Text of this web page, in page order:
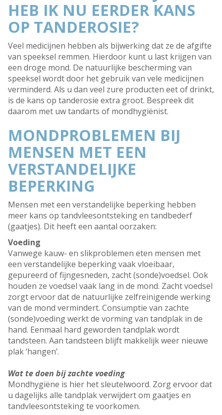
HEB IK NU EERDER KANS
OP TANDEROSIE?
Veel medicijnen hebben als bijwerking dat ze de afgifte
van speeksel remmen. Hierdoor kunt u last krijgen van
een droge mond. De natuurlijke bescherming van
speeksel wordt door het gebruik van vele medicijnen
verminderd. Als u dan veel zure producten eet of drinkt,
is de kans op tanderosie extra groot. Bespreek dit
daarom met uw tandarts of mondhygiënist.
MONDPROBLEMEN BIJ
MENSEN MET EEN
VERSTANDELIJKE
BEPERKING
Mensen met een verstandelijke beperking hebben
meer kans op tandvleesontsteking en tandbederf
(gaatjes). Dit heeft een aantal oorzaken:
Voeding
Vanwege kauw- en slikproblemen eten mensen met
een verstandelijke beperking vaak vloeibaar,
gepureerd of fijngesneden, zacht (sonde)voedsel. Ook
houden ze voedsel vaak lang in de mond. Zacht voedsel
zorgt ervoor dat de natuurlijke zelfreinigende werking
van de mond vermindert. Consumptie van zachte
(sonde)voeding werkt de vorming van tandplak in de
hand. Eenmaal hard geworden tandplak wordt
tandsteen. Aan tandsteen blijft makkelijk weer nieuwe
plak ‘hangen’.
Wat te doen bij zachte voeding
Mondhygiëne is hier het sleutelwoord. Zorg ervoor dat
u dagelijks alle tandplak verwijdert om gaatjes en
tandvleesontsteking te voorkomen.